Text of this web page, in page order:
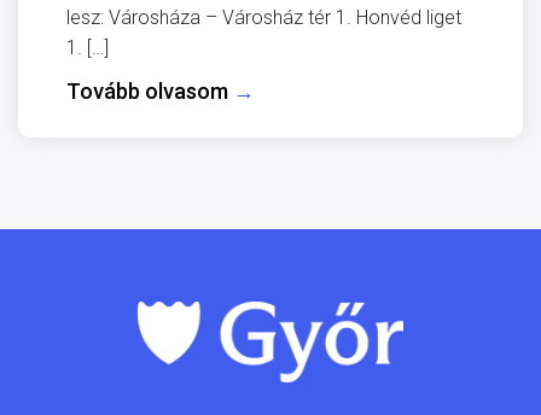
lesz: Városháza – Városház tér 1. Honvéd liget
1. […]
Tovább olvasom →